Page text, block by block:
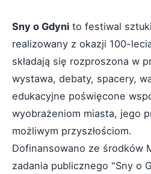
Sny o Gdyni to festiwal
realizowany z okazji 100-
składają się rozproszona w
wystawa, debaty, spacery,
edukacyjne poświęcone
wyobrażeniom miasta, jego
możliwym przyszłościom.
Dofinansowano ze środków
zadania publicznego "Sny o